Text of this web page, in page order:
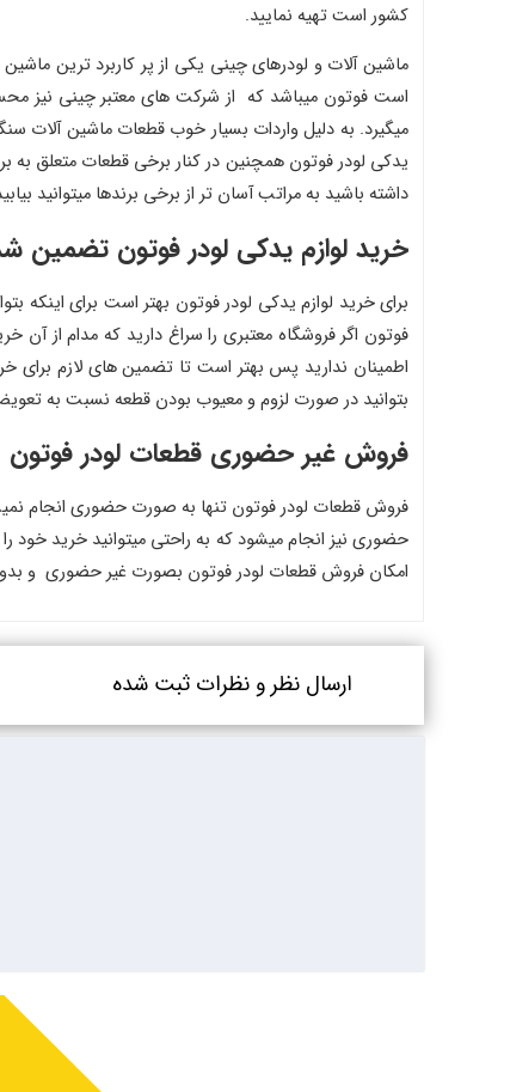
کشور است تهیه نمایید.
ماشین آلات و لودرهای چینی یکی از پر کاربرد ترین
است فوتون میباشد که از شرکت های معتبر چینی نیز
میگیرد. به دلیل واردات بسیار خوب قطعات ماشین آلات
یدکی لودر فوتون همچنین در کنار برخی قطعات متعلق به
داشته باشید به مراتب آسان تر از برخی برندها میتوانید
خرید لوازم یدکی لودر فوتون تضمین
برای خرید لوازم یدکی لودر فوتون بهتر است برای اینکه
فوتون اگر فروشگاه معتبری را سراغ دارید که مدام از
اطمینان ندارید پس بهتر است تا تضمین های لازم برای
بتوانید در صورت لزوم و معیوب بودن قطعه نسبت به تعویض
فروش غیر حضوری قطعات لودر فوتون
فروش قطعات لودر فوتون تنها به صورت حضوری انجام
حضوری نیز انجام میشود که به راحتی میتوانید خرید
امکان فروش قطعات لودر فوتون بصورت غیر حضوری و بدون
ارسال نظر و نظرات ثبت شده